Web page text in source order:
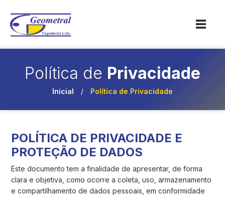
Política de Privacidade
Inicial / Política de Privacidade
POLÍTICA DE PRIVACIDADE E
PROTEÇÃO DE DADOS
Este documento tem a finalidade de apresentar, de forma
clara e objetiva, como ocorre a coleta, uso, armazenamento
e compartilhamento de dados pessoais, em conformidade